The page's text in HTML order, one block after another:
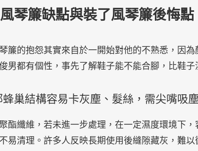
琴簾缺點與裝了風琴簾後悔點
簾的抱怨其實來自於一開始對他的不熟悉，因
男都有個性，事先了解鞋子能不能合腳，比鞋子
蜂巢結構容易卡灰塵、髮絲，需尖嘴吸
酯纖維，若未進一步處理，在一定濕度環境下
易清理。許多人反映長期使用後縫隙藏灰，難以